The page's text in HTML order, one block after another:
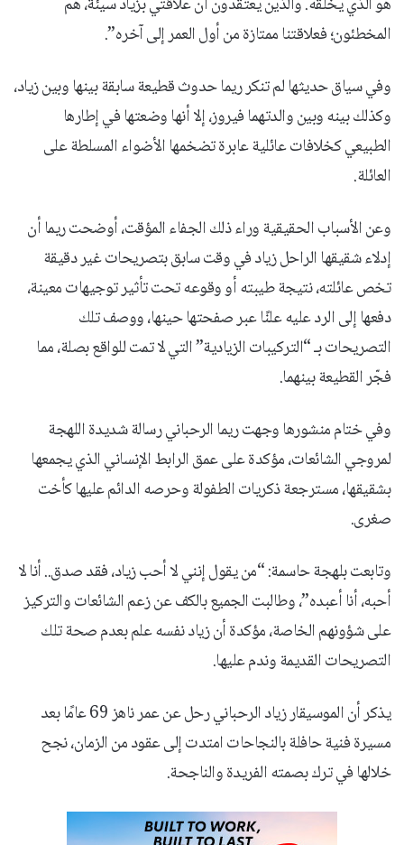
المخطئون؛ فعلاقتنا ممتازة من أول العمر إلى آخره”.
​وفي سياق حديثها لم تنكر ريما حدوث قطيعة سابقة بينها وبين زياد،
وكذلك بينه وبين والدتهما فيروز، إلا أنها وضعتها في إطارها
الطبيعي كخلافات عائلية عابرة تضخمها الأضواء المسلطة على
العائلة.
​وعن الأسباب الحقيقية وراء ذلك الجفاء المؤقت، أوضحت ريما أن
إدلاء شقيقها الراحل زياد في وقت سابق بتصريحات غير دقيقة
تخص عائلته، نتيجة طيبته أو وقوعه تحت تأثير توجيهات معينة،
دفعها إلى الرد عليه علنًا عبر صفحتها حينها، ووصف تلك
التصريحات بـ “التركيبات الزيادية” التي لا تمت للواقع بصلة، مما
فجّر القطيعة بينهما.
​وفي ختام منشورها وجهت ريما الرحباني رسالة شديدة اللهجة
لمروجي الشائعات، مؤكدة على عمق الرابط الإنساني الذي يجمعها
بشقيقها، مسترجعة ذكريات الطفولة وحرصه الدائم عليها كأخت
صغرى.
​وتابعت بلهجة حاسمة: “من يقول إنني لا أحب زياد، فقد صدق.. أنا لا
أحبه، أنا أعبده”، وطالبت الجميع بالكف عن زعم الشائعات والتركيز
على شؤونهم الخاصة، مؤكدة أن زياد نفسه علم بعدم صحة تلك
التصريحات القديمة وندم عليها.
يذكر أن الموسيقار زياد الرحباني رحل عن عمر ناهز 69 عامًا بعد
مسيرة فنية حافلة بالنجاحات امتدت إلى عقود من الزمان، نجح
خلالها في ترك بصمته الفريدة والناجحة.